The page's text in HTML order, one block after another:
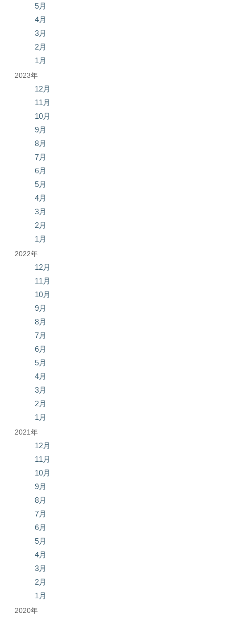
5月
4月
3月
2月
1月
2023年
12月
11月
10月
9月
8月
7月
6月
5月
4月
3月
2月
1月
2022年
12月
11月
10月
9月
8月
7月
6月
5月
4月
3月
2月
1月
2021年
12月
11月
10月
9月
8月
7月
6月
5月
4月
3月
2月
1月
2020年